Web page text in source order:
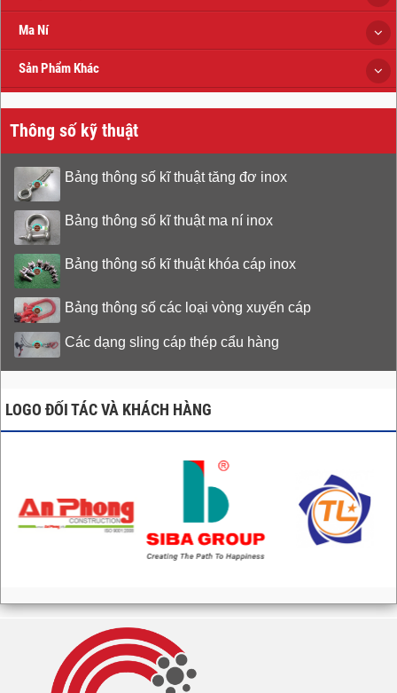
Ma Ní
Sản Phẩm Khác
Thông số kỹ thuật
Bảng thông số kĩ thuật tăng đơ inox
Bảng thông số kĩ thuật ma ní inox
Bảng thông số kĩ thuật khóa cáp inox
Bảng thông số các loại vòng xuyến cáp
Các dạng sling cáp thép cẩu hàng
LOGO ĐỐI TÁC VÀ KHÁCH HÀNG